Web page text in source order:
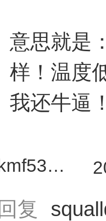
意思就是
样！温度
我还牛逼
kmf536915xxvhiof
回复